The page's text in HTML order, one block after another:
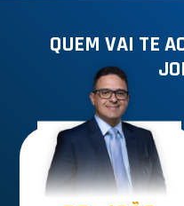
QUEM VAI TE